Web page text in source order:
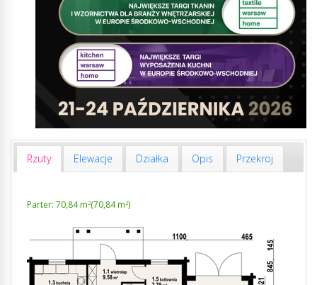
Rzuty Elewacje Działka Opis Przekroj
Parter: 70,84 m2(70,84 m2)